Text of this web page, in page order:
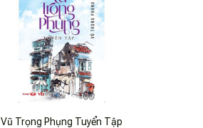
Vũ Trọng Phụng Tuyển Tập